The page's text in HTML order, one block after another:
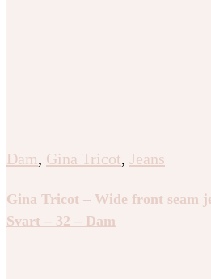
Dam, Gina Tricot, Jeans
Gina Tricot – Wide front seam
Svart – 32 – Dam